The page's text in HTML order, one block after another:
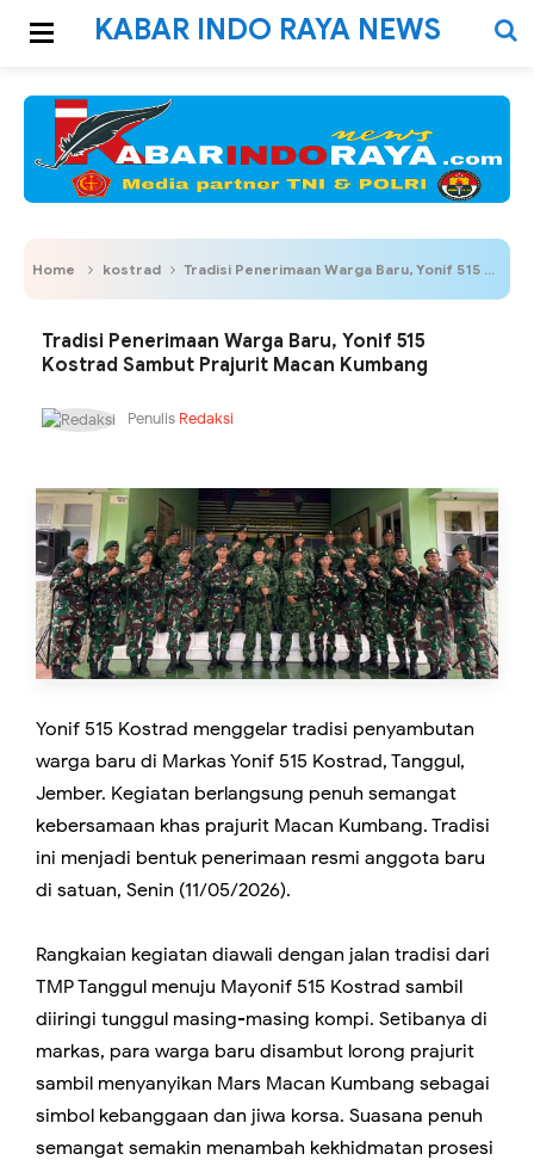
KABAR INDO RAYA NEWS
Home kostrad Tradisi Penerimaan Warga Baru, Yonif 515 Kostrad Sambut Prajurit Macan Kumbang
Tradisi Penerimaan Warga Baru, Yonif 515
Kostrad Sambut Prajurit Macan Kumbang
Penulis Redaksi
Yonif 515 Kostrad menggelar tradisi penyambutan
warga baru di Markas Yonif 515 Kostrad, Tanggul,
Jember. Kegiatan berlangsung penuh semangat
kebersamaan khas prajurit Macan Kumbang. Tradisi
ini menjadi bentuk penerimaan resmi anggota baru
di satuan, Senin (11/05/2026).
Rangkaian kegiatan diawali dengan jalan tradisi dari
TMP Tanggul menuju Mayonif 515 Kostrad sambil
diiringi tunggul masing-masing kompi. Setibanya di
markas, para warga baru disambut lorong prajurit
sambil menyanyikan Mars Macan Kumbang sebagai
simbol kebanggaan dan jiwa korsa. Suasana penuh
semangat semakin menambah kekhidmatan prosesi